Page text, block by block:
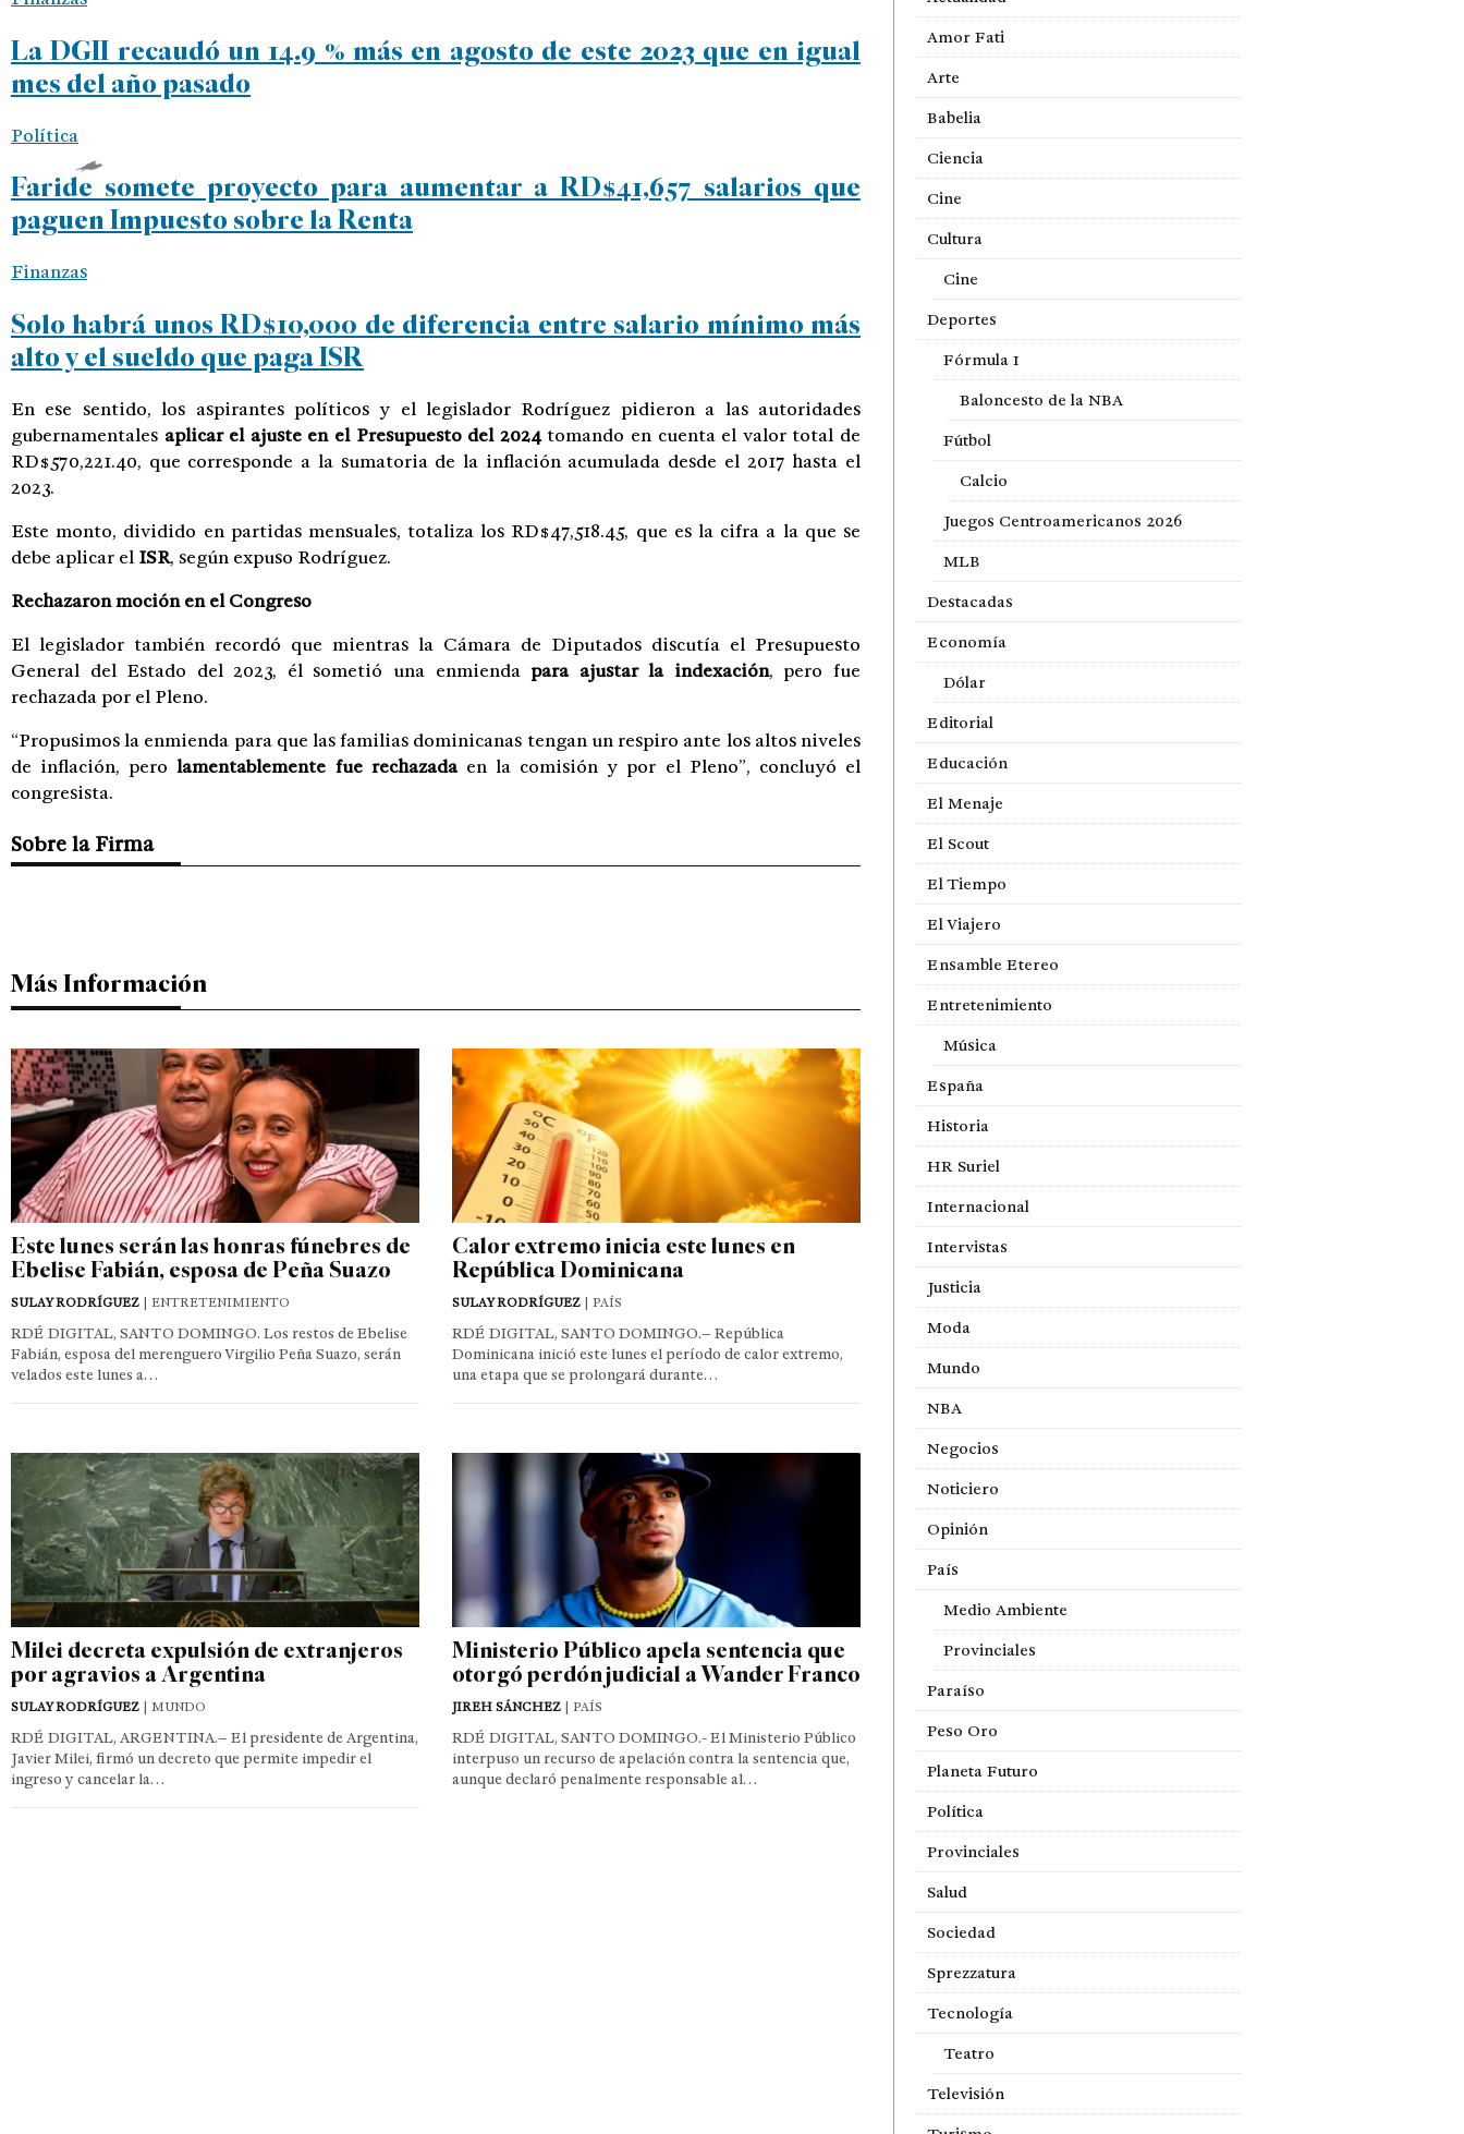
La DGII recaudó un 14.9 % más en agosto de este 2023 que en igual
mes del año pasado
Política
Faride somete proyecto para aumentar a RD$41,657 salarios que
paguen Impuesto sobre la Renta
Finanzas
Solo habrá unos RD$10,000 de diferencia entre salario mínimo más
alto y el sueldo que paga ISR
En ese sentido, los aspirantes políticos y el legislador Rodríguez pidieron a las autoridades
gubernamentales aplicar el ajuste en el Presupuesto del 2024tomando en cuenta el valor total de
RD$570,221.40, que corresponde a la sumatoria de la inflación acumulada desde el 2017 hasta el
2023.
Este monto, dividido en partidas mensuales, totaliza los RD$47,518.45, que es la cifra a la que se
debe aplicar el ISR, según expuso Rodríguez.
Rechazaron moción en el Congreso
El legislador también recordó que mientras la Cámara de Diputados discutía el Presupuesto
General del Estado del 2023, él sometió una enmiendapara ajustar la indexación, pero fue
rechazada por el Pleno.
“Propusimos la enmienda para que las familias dominicanas tengan un respiro ante los altos niveles
de inflación, perolamentablemente fue rechazadaen la comisión y por el Pleno”, concluyó el
congresista.
Sobre la Firma
Más Información
Este lunes serán las honras fúnebres de
Ebelise Fabián, esposa de Peña Suazo
SULAY RODRÍGUEZ | ENTRETENIMIENTO
RDÉ DIGITAL, SANTO DOMINGO. Los restos de Ebelise
Fabián, esposa del merenguero Virgilio Peña Suazo, serán
velados este lunes a…
Calor extremo inicia este lunes en
República Dominicana
SULAY RODRÍGUEZ| PAÍS
RDÉ DIGITAL, SANTO DOMINGO.– República
Dominicana inició este lunes el período de calor extremo,
una etapa que se prolongará durante…
Milei decreta expulsión de extranjeros
por agravios a Argentina
SULAY RODRÍGUEZ | MUNDO
RDÉ DIGITAL, ARGENTINA.– El presidente de Argentina,
Javier Milei, firmó un decreto que permite impedir el
ingreso y cancelar la…
Ministerio Público apela sentencia que
otorgó perdón judicial a Wander Franco
JIREH SÁNCHEZ| PAÍS
RDÉ DIGITAL, SANTO DOMINGO.- El Ministerio Público
interpuso un recurso de apelación contra la sentencia que,
aunque declaró penalmente responsable al…
Amor Fati
Arte
Babelia
Ciencia
Cine
Cultura
Cine
Deportes
Fórmula 1
Baloncesto de la NBA
Fútbol
Calcio
Juegos Centroamericanos 2026
MLB
Destacadas
Economía
Dólar
Editorial
Educación
El Menaje
El Scout
El Tiempo
El Viajero
Ensamble Etereo
Entretenimiento
Música
España
Historia
HR Suriel
Internacional
Intervistas
Justicia
Moda
Mundo
NBA
Negocios
Noticiero
Opinión
País
Medio Ambiente
Provinciales
Paraíso
Peso Oro
Planeta Futuro
Política
Provinciales
Salud
Sociedad
Sprezzatura
Tecnología
Teatro
Televisión